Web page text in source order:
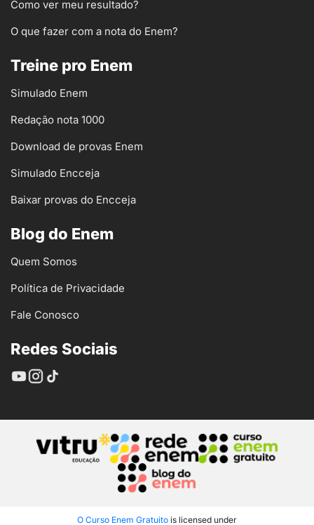
Como ver meu resultado?
O que fazer com a nota do Enem?
Treine pro Enem
Simulado Enem
Redação nota 1000
Download de provas Enem
Simulado Encceja
Baixar provas do Encceja
Blog do Enem
Quem Somos
Política de Privacidade
Fale Conosco
Redes Sociais
O Curso Enem Gratuito is licensed under